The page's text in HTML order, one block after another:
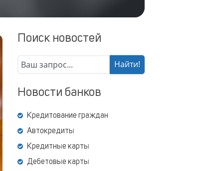
Поиск новостей
Новости банков
Кредитование граждан
Автокредиты
Кредитные карты
Дебетовые карты